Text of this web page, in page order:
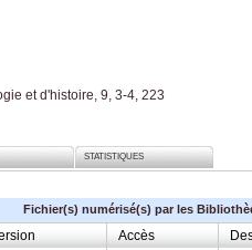
et d'histoire, 9, 3-4, 223
STATISTIQUES
Fichier(s) numérisé(s) par les
Accès